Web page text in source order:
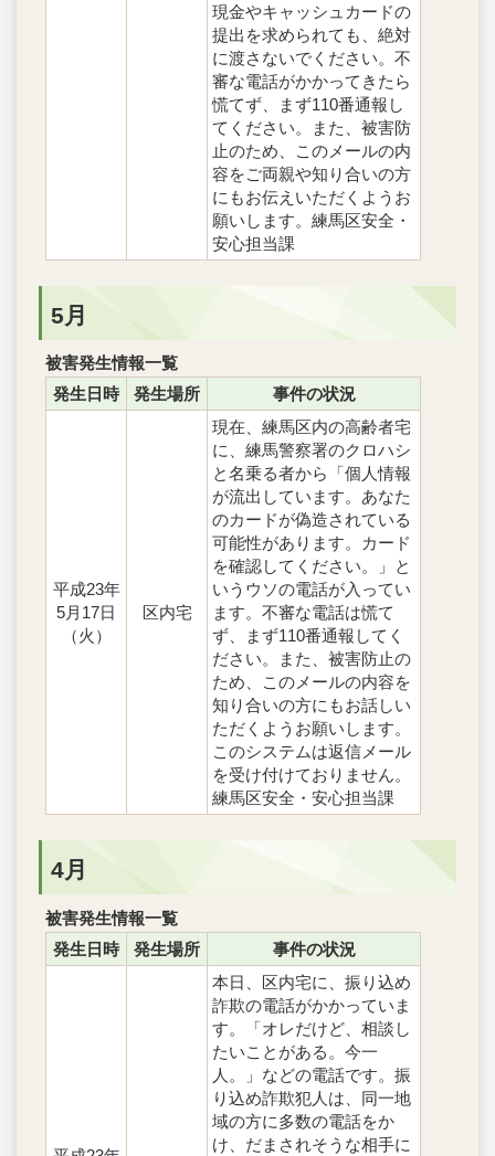
現金やキャッシュカードの
提出を求められても、絶対
に渡さないでください。不
審な電話がかかってきたら
慌てず、まず110番通報し
てください。また、被害防
止のため、このメールの内
容をご両親や知り合いの方
にもお伝えいただくようお
願いします。練馬区安全・
安心担当課
5月
被害発生情報一覧
発生日時
発生場所 事件の状況
平成23年
5月17日
（火）
区内宅
現在、練馬区内の高齢者宅
に、練馬警察署のクロハシ
と名乗る者から「個人情報
が流出しています。あなた
のカードが偽造されている
可能性があります。カード
を確認してください。」と
いうウソの電話が入ってい
ます。不審な電話は慌て
ず、まず110番通報してく
ださい。また、被害防止の
ため、このメールの内容を
知り合いの方にもお話しい
ただくようお願いします。
このシステムは返信メール
を受け付けておりません。
練馬区安全・安心担当課
4月
被害発生情報一覧
発生日時
発生場所 事件の状況
本日、区内宅に、振り込め
詐欺の電話がかかっていま
す。「オレだけど、相談し
たいことがある。今一
人。」などの電話です。振
り込め詐欺犯人は、同一地
域の方に多数の電話をか
け、だまされそうな相手に